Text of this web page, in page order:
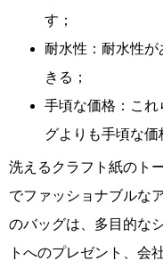
す；
耐水性：耐水性
きる；
手頃な価格：これ
グよりも手頃な価
洗えるクラフト紙のト
でファッショナブルな
のバッグは、多目的な
トへのプレゼント、会